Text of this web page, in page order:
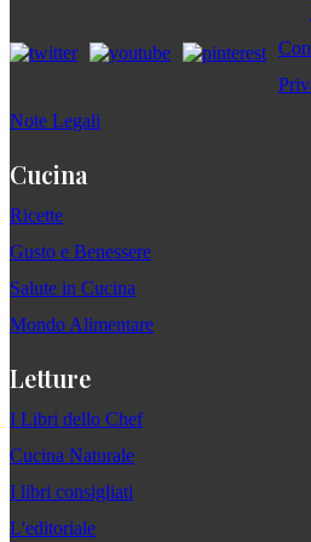
Note Legali
Cucina
Ricette
Gusto e Benessere
Salute in Cucina
Mondo Alimentare
Letture
I Libri dello Chef
Cucina Naturale
I libri consigliati
L'editoriale